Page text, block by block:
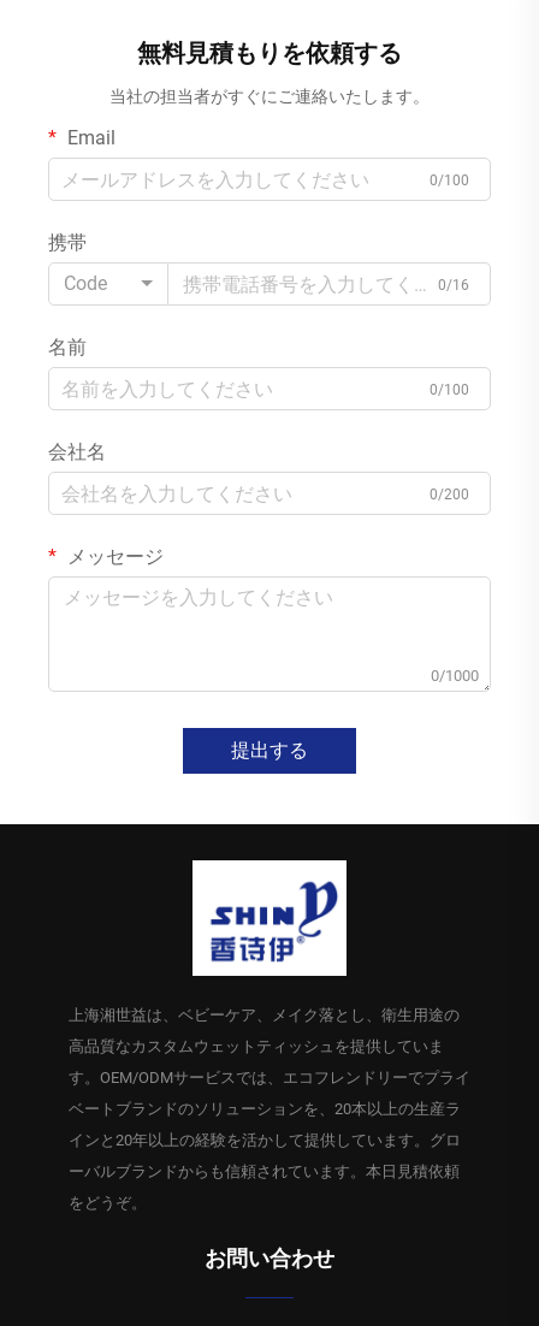
無料見積もりを依頼する
当社の担当者がすぐにご連絡いたします。
Email
0/100
携帯
Code
0/16
名前
0/100
会社名
0/200
メッセージ
0/1000
提出する
上海湘世益は、ベビーケア、メイク落とし、衛生用途の
高品質なカスタムウェットティッシュを提供していま
す。OEM/ODMサービスでは、エコフレンドリーでプライ
ベートブランドのソリューションを、20本以上の生産ラ
インと20年以上の経験を活かして提供しています。グロ
ーバルブランドからも信頼されています。本日見積依頼
をどうぞ。
お問い合わせ